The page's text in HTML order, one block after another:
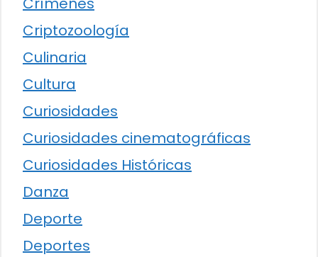
Criptozoología
Culinaria
Cultura
Curiosidades
Curiosidades cinematográficas
Curiosidades Históricas
Danza
Deporte
Deportes